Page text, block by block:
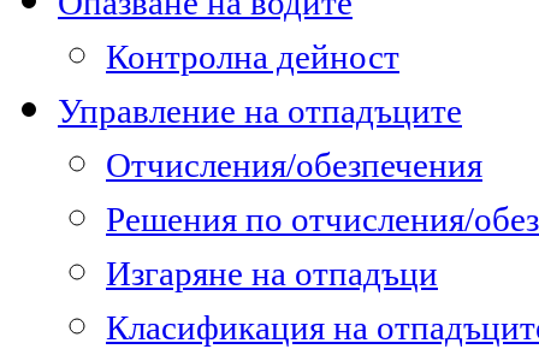
Контролна дейност
Управление на отпадъците
Отчисления/обезпечения
Решения по отчисления/
Изгаряне на отпадъци
Класификация на